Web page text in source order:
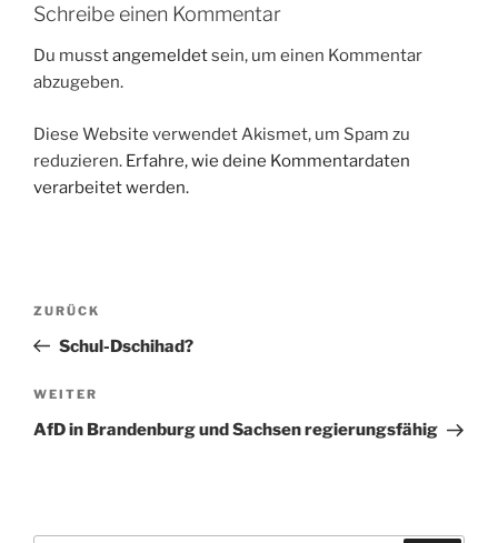
Schreibe einen Kommentar
Du musstangemeldetsein, um einen Kommentar
abzugeben.
Diese Website verwendet Akismet, um Spam zu
reduzieren. Erfahre, wie deine Kommentardaten
verarbeitet werden.
Beitragsnavigation
Vorheriger
Beitrag
ZURÜCK
Schul-Dschihad?
Nächster
Beitrag
WEITER
AfD in Brandenburg und Sachsen regierungsfähig